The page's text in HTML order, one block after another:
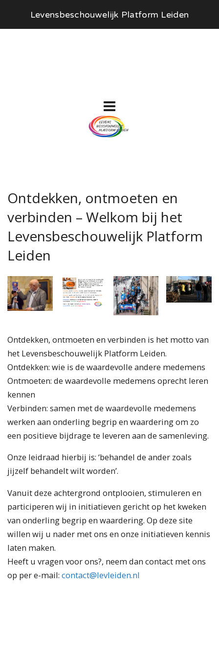
Levensbeschouwelijk Platform Leiden
Ontdekken, ontmoeten en
verbinden – Welkom bij het
Levensbeschouwelijk Platform
Leiden
Ontdekken, ontmoeten en verbinden is het motto van
het Levensbeschouwelijk Platform Leiden.
Ontdekken: wie is de waardevolle andere medemens
Ontmoeten: de waardevolle medemens oprecht leren
kennen
Verbinden: samen met de waardevolle medemens
werken aan onderling begrip en waardering om zo
een positieve bijdrage te leveren aan de samenleving.
Onze leidraad hierbij is: ‘behandel de ander zoals
jijzelf behandelt wilt worden’.
Vanuit deze achtergrond ontplooien, stimuleren en
participeren wij in initiatieven gericht op het kweken
van onderling begrip en waardering. Op deze site
willen wij u nader met ons en onze initiatieven kennis
laten maken.
Heeft u vragen voor ons?, neem dan contact met ons
op per e-mail: contact@levleiden.nl